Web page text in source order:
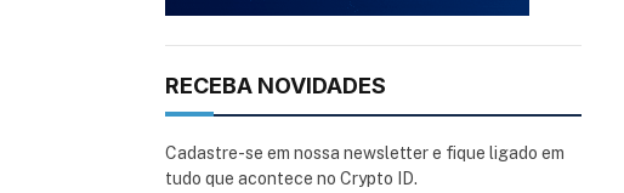
RECEBA NOVIDADES
Cadastre-se em nossa newsletter e fique ligado em
tudo que acontece no Crypto ID.